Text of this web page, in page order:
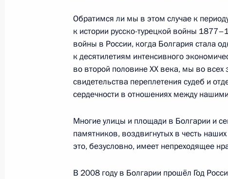
Открытие Года Болгарии в России
5 февраля 2009 года, 20:30
Переговоры с Президентом
5 февраля 2009 года, 15:30
Встреча с главами правительств
и Словакии – Сергеем Станишевым,
Обратимся ли мы в этом случае к
к истории русско-турецкой войны
войны в России, когда Болгария стала
к десятилетиям интенсивного
во второй половине ХХ века, мы во всех
свидетельства переплетения судеб и
сердечности в отношениях между
Многие улицы и площади в Болгарии и
памятников, воздвигнутых в честь
это, безусловно, имеет непреходящее
В 2008 году в Болгарии прошёл Год